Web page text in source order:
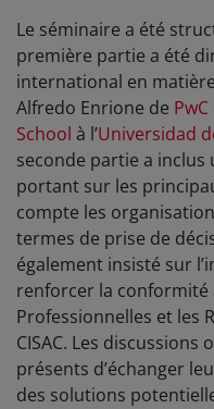
Le séminaire a été
première partie a été
international en
Alfredo Enrione de PwC
School à l’Universidad
seconde partie a
portant sur les
compte les
termes de prise de
également insisté sur
renforcer la conformité
Professionnelles et les
CISAC. Les
présents d’échanger
des solutions